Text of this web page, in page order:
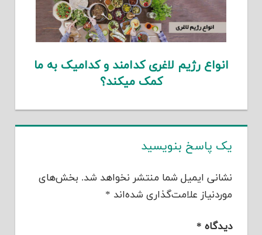
انواع رژیم لاغری کدامند و کدامیک به ما
کمک میکند؟
یک پاسخ بنویسید
نشانی ایمیل شما منتشر نخواهد شد. بخش‌های
موردنیاز علامت‌گذاری شده‌اند *
دیدگاه *